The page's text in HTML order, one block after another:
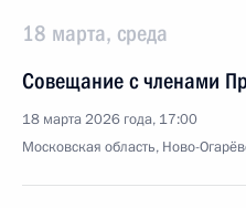
18 марта, среда
Совещание с членами
18 марта 2026 года, 17:00
Московская область, Ново-